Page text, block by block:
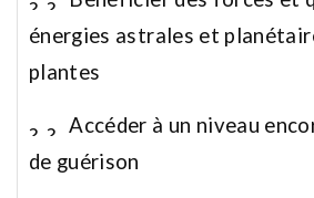
énergies astrales et
plantes
Accéder à un niveau
de guérison